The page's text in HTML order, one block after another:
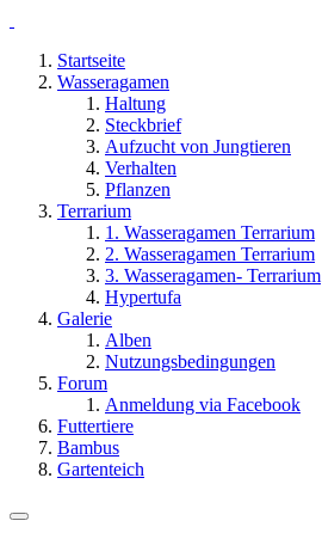
Startseite
Wasseragamen
Haltung
Steckbrief
Aufzucht von Jungtieren
Verhalten
Pflanzen
Terrarium
1. Wasseragamen Terrarium
2. Wasseragamen Terrarium
3. Wasseragamen- Terrarium
Hypertufa
Galerie
Alben
Nutzungsbedingungen
Forum
Anmeldung via Facebook
Futtertiere
Bambus
Gartenteich